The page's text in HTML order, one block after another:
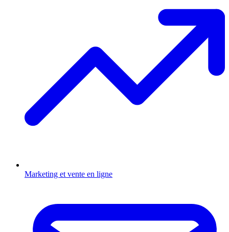
Marketing et vente en ligne